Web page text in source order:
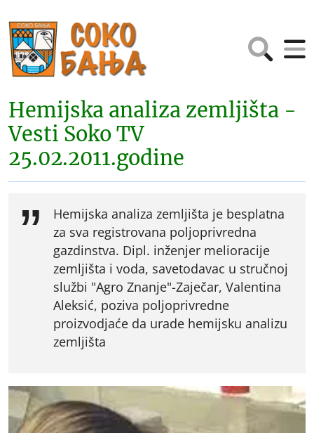
Hemijska analiza zemljišta -
Vesti Soko TV
25.02.2011.godine
Hemijska analiza zemljišta je besplatna
za sva registrovana poljoprivredna
gazdinstva. Dipl. inženjer melioracije
zemljišta i voda, savetodavac u stručnoj
službi "Agro Znanje"-Zaječar, Valentina
Aleksić, poziva poljoprivredne
proizvodjaće da urade hemijsku analizu
zemljišta